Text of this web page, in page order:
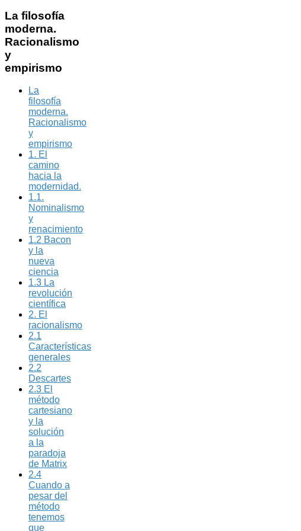
La filosofía
moderna.
Racionalismo
y
empirismo
La
filosofía
moderna.
Racionalismo
y
empirismo
1. El
camino
hacia la
modernidad.
1.1.
Nominalismo
y
renacimiento
1.2 Bacon
y la
nueva
ciencia
1.3 La
revolución
científica
2. El
racionalismo
2.1
Características
generales
2.2
Descartes
2.3 El
método
cartesiano
y la
solución
a la
paradoja
de Matrix
2.4
Cuando a
pesar del
método
tenemos
que